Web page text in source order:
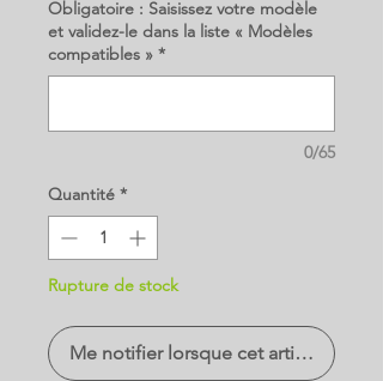
Obligatoire : Saisissez votre modèle
et validez-le dans la liste « Modèles
compatibles » *
0/65
Quantité *
Rupture de stock
Me notifier lorsque cet article est